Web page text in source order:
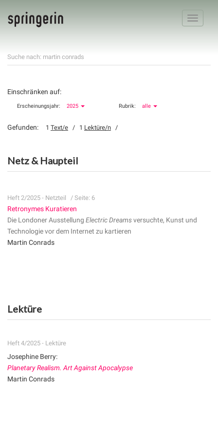
Toggle
Suche nach: martin conrads
Einschränken auf:
Erscheinungsjahr: 2025 Rubrik: alle
Gefunden: 1 Text/e / 1 Lektüre/n /
Netz & Haupteil
Heft 2/2025 - Netzteil / Seite: 6
Retronymes Kuratieren
Die Londoner Ausstellung Electric Dreamsversuchte, Kunst und
Technologie vor dem Internet zu kartieren
Martin Conrads
Lektüre
Heft 4/2025 - Lektüre
Josephine Berry:
Planetary Realism. Art Against Apocalypse
Martin Conrads